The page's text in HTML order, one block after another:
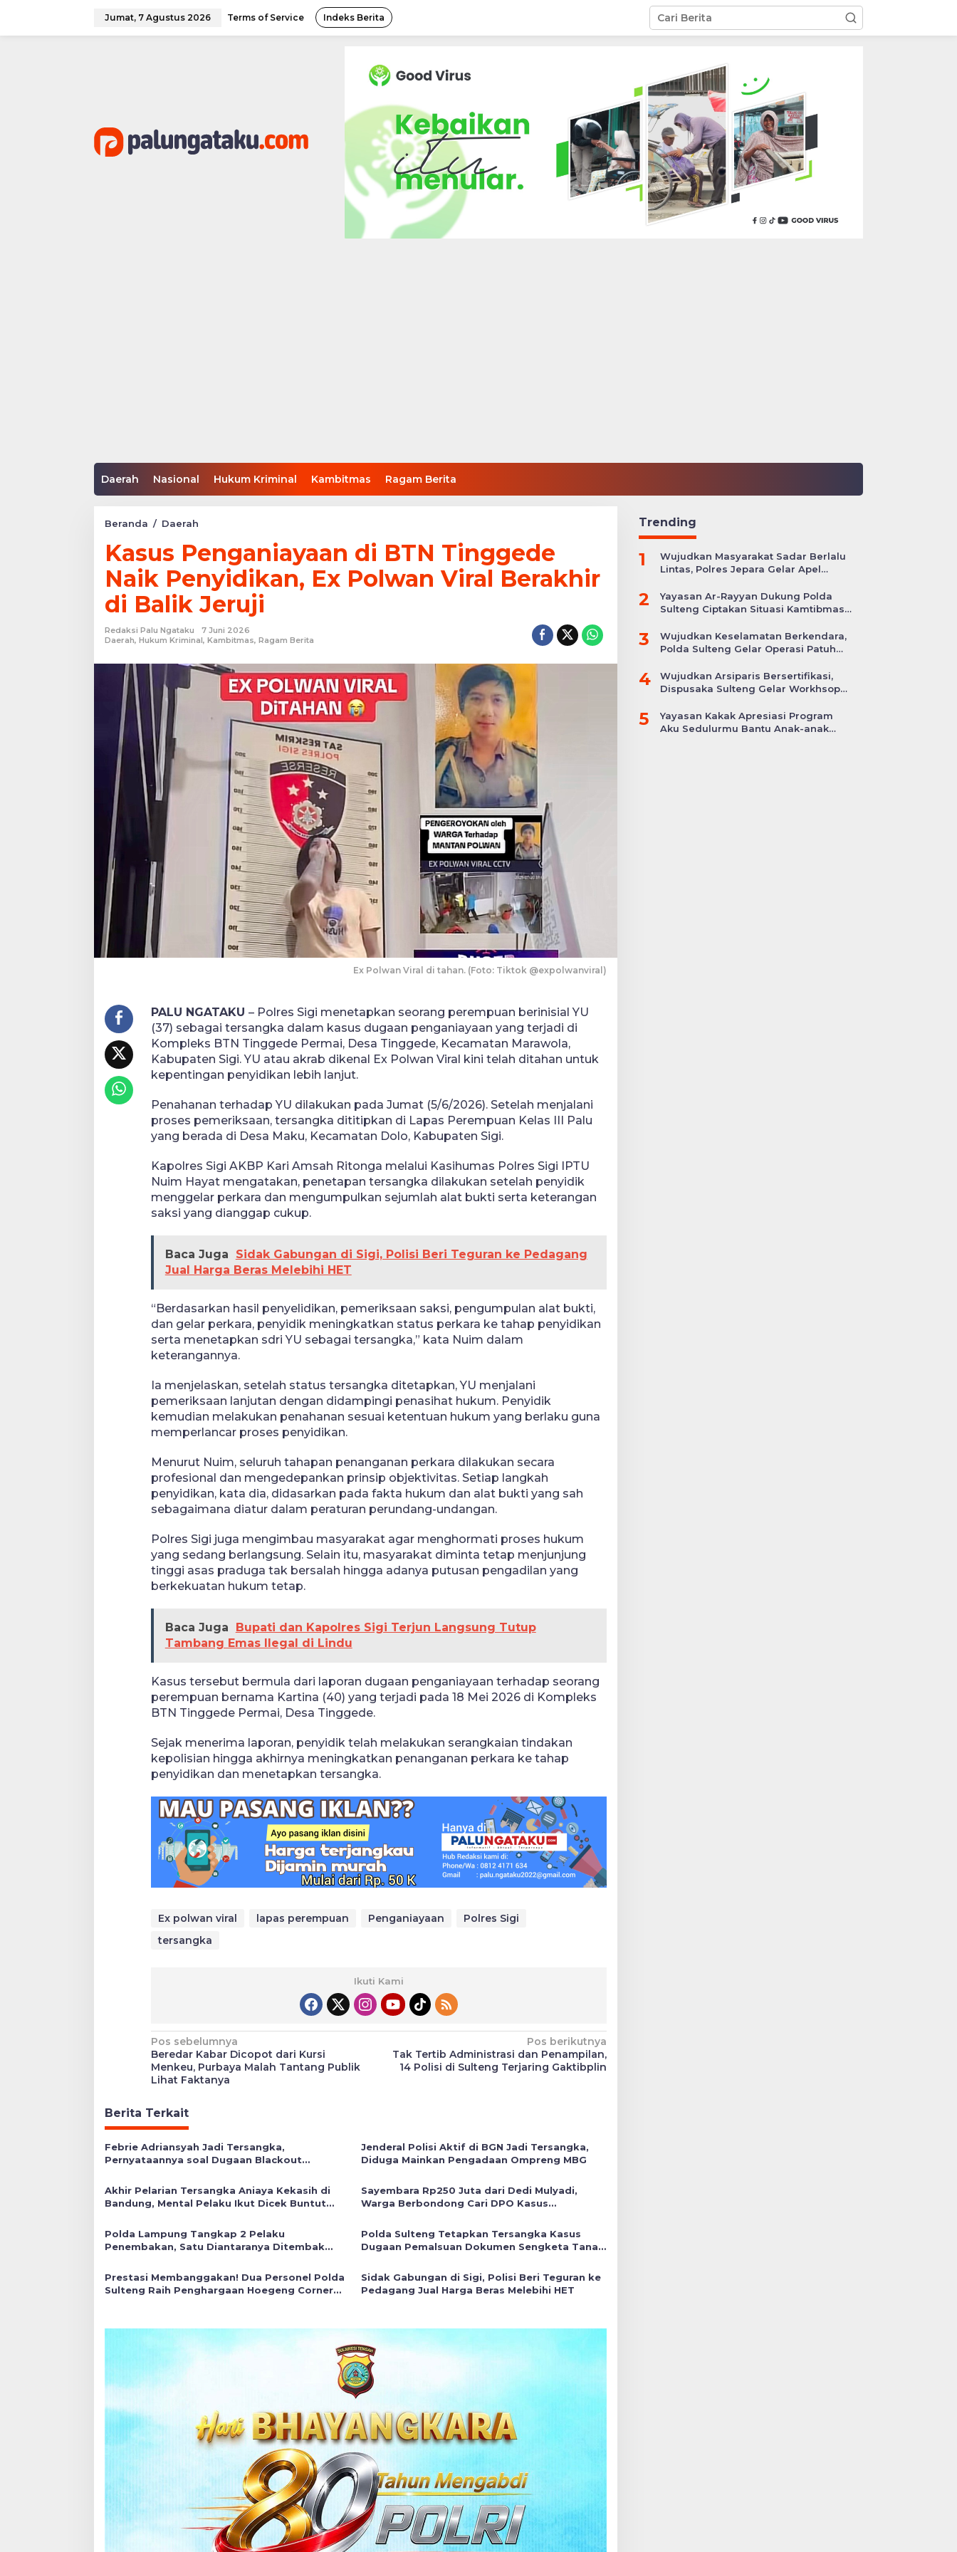
Jumat, 7 Agustus 2026 Terms of Service Indeks Berita
Daerah Nasional Hukum Kriminal Kambitmas Ragam Berita
Beranda / Daerah
di
BTN
Tinggede
Naik
Penyidikan,
Ex
Polwan
Viral
di
Balik
Kasus Penganiayaan di BTN Tinggede
Naik Penyidikan, Ex Polwan Viral Berakhir
di Balik Jeruji
Redaksi Palu Ngataku
7 Juni 2026
Daerah, Hukum Kriminal, Kambitmas, Ragam Berita
Ex Polwan Viral di tahan. (Foto: Tiktok @expolwanviral)
PALU NGATAKU – Polres Sigi menetapkan seorang perempuan berinisial YU
(37) sebagai tersangka dalam kasus dugaan penganiayaan yang terjadi di
Kompleks BTN Tinggede Permai, Desa Tinggede, Kecamatan Marawola,
Kabupaten Sigi. YU atau akrab dikenal Ex Polwan Viral kini telah ditahan untuk
kepentingan penyidikan lebih lanjut.
Penahanan terhadap YU dilakukan pada Jumat (5/6/2026). Setelah menjalani
proses pemeriksaan, tersangka dititipkan di Lapas Perempuan Kelas III Palu
yang berada di Desa Maku, Kecamatan Dolo, Kabupaten Sigi.
Kapolres Sigi AKBP Kari Amsah Ritonga melalui Kasihumas Polres Sigi IPTU
Nuim Hayat mengatakan, penetapan tersangka dilakukan setelah penyidik
menggelar perkara dan mengumpulkan sejumlah alat bukti serta keterangan
saksi yang dianggap cukup.
Baca Juga
Sidak Gabungan di Sigi, Polisi Beri Teguran ke Pedagang
Jual Harga Beras Melebihi HET
“Berdasarkan hasil penyelidikan, pemeriksaan saksi, pengumpulan alat bukti,
dan gelar perkara, penyidik meningkatkan status perkara ke tahap penyidikan
serta menetapkan sdri YU sebagai tersangka,” kata Nuim dalam
keterangannya.
Ia menjelaskan, setelah status tersangka ditetapkan, YU menjalani
pemeriksaan lanjutan dengan didampingi penasihat hukum. Penyidik
kemudian melakukan penahanan sesuai ketentuan hukum yang berlaku guna
memperlancar proses penyidikan.
Menurut Nuim, seluruh tahapan penanganan perkara dilakukan secara
profesional dan mengedepankan prinsip objektivitas. Setiap langkah
penyidikan, kata dia, didasarkan pada fakta hukum dan alat bukti yang sah
sebagaimana diatur dalam peraturan perundang-undangan.
Polres Sigi juga mengimbau masyarakat agar menghormati proses hukum
yang sedang berlangsung. Selain itu, masyarakat diminta tetap menjunjung
tinggi asas praduga tak bersalah hingga adanya putusan pengadilan yang
berkekuatan hukum tetap.
Baca Juga
Bupati dan Kapolres Sigi Terjun Langsung Tutup
Tambang Emas Ilegal di Lindu
Kasus tersebut bermula dari laporan dugaan penganiayaan terhadap seorang
perempuan bernama Kartina (40) yang terjadi pada 18 Mei 2026 di Kompleks
BTN Tinggede Permai, Desa Tinggede.
Sejak menerima laporan, penyidik telah melakukan serangkaian tindakan
kepolisian hingga akhirnya meningkatkan penanganan perkara ke tahap
penyidikan dan menetapkan tersangka.
Ex polwan viral lapas perempuan Penganiayaan
Polres Sigi
tersangka
Ikuti Kami
Navigasi
pos
Pos sebelumnya
Beredar Kabar Dicopot dari Kursi
Menkeu, Purbaya Malah Tantang Publik
Lihat Faktanya
Pos berikutnya
Tak Tertib Administrasi dan Penampilan,
14 Polisi di Sulteng Terjaring Gaktibplin
Berita Terkait
Febrie Adriansyah Jadi Tersangka,
Pernyataannya soal Dugaan Blackout
Jenderal Polisi Aktif di BGN Jadi Tersangka,
Diduga Mainkan Pengadaan Ompreng MBG
Akhir Pelarian Tersangka Aniaya Kekasih di
Bandung, Mental Pelaku Ikut Dicek Buntut
Sayembara Rp250 Juta dari Dedi Mulyadi,
Warga Berbondong Cari DPO Kasus
Polda Lampung Tangkap 2 Pelaku
Penembakan, Satu Diantaranya Ditembak
Polda Sulteng Tetapkan Tersangka Kasus
Dugaan Pemalsuan Dokumen Sengketa Tanah
Prestasi Membanggakan! Dua Personel Polda
Sulteng Raih Penghargaan Hoegeng Corner
Sidak Gabungan di Sigi, Polisi Beri Teguran ke
Pedagang Jual Harga Beras Melebihi HET
Trending
1
Wujudkan Masyarakat Sadar Berlalu
Lintas, Polres Jepara Gelar Apel
2
Yayasan Ar-Rayyan Dukung Polda
Sulteng Ciptakan Situasi Kamtibmas
3
Wujudkan Keselamatan Berkendara,
Polda Sulteng Gelar Operasi Patuh
4
Wujudkan Arsiparis Bersertifikasi,
Dispusaka Sulteng Gelar Workhsop
5
Yayasan Kakak Apresiasi Program
Aku Sedulurmu Bantu Anak-anak